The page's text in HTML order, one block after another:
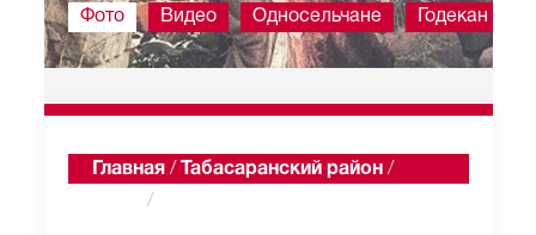
Фото Видео Односельчане Годекан
Главная / Табасаранский район /
/